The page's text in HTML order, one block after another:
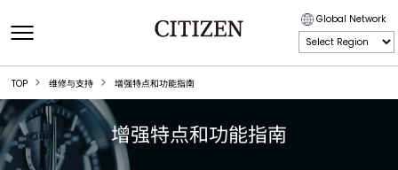
Global Network
TOP 维修与支持 增强特点和功能指南
增强特点和功能指南